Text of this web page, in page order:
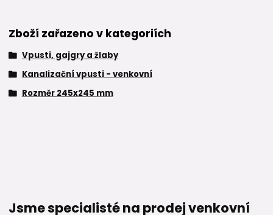
Zboží zařazeno v kategoriích
Vpusti, gajgry a žlaby
Kanalizační vpusti - venkovní
Rozměr 245x245 mm
Jsme specialisté na prodej venkovní